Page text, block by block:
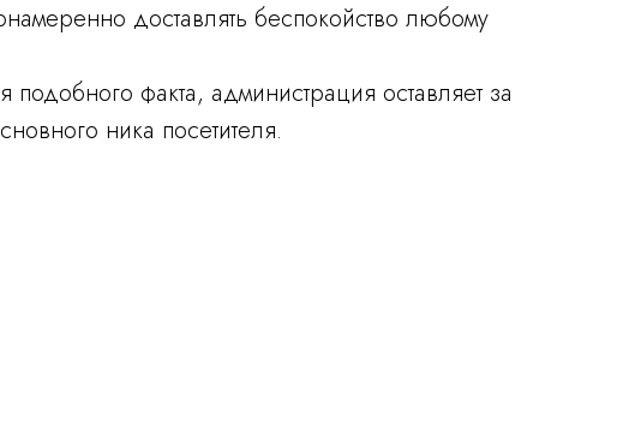
доставлять беспокойство любому
факта, администрация оставляет за
ника посетителя.